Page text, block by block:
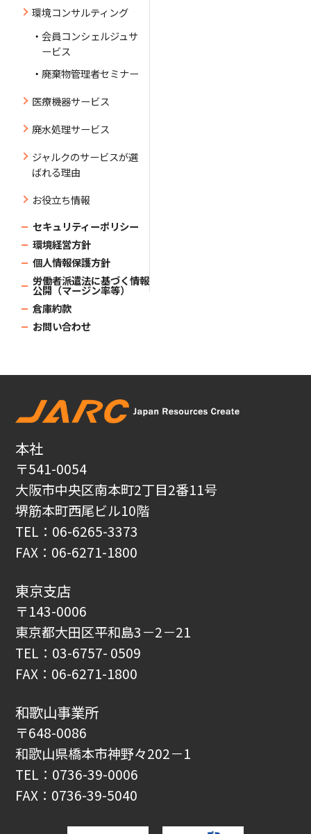
環境コンサルティング
会員コンシェルジュサ
ービス
廃棄物管理者セミナー
医療機器サービス
廃水処理サービス
ジャルクのサービスが選
ばれる理由
お役立ち情報
セキュリティーポリシー
環境経営方針
個人情報保護方針
労働者派遣法に基づく情報
公開（マージン率等）
倉庫約款
お問い合わせ
本社
〒541-0054
大阪市中央区南本町2丁目2番11号
堺筋本町西尾ビル10階
TEL：06-6265-3373
FAX：06-6271-1800
東京支店
〒143-0006
東京都大田区平和島3－2－21
TEL：03-6757- 0509
FAX：06-6271-1800
和歌山事業所
〒648-0086
和歌山県橋本市神野々202－1
TEL：0736-39-0006
FAX：0736-39-5040